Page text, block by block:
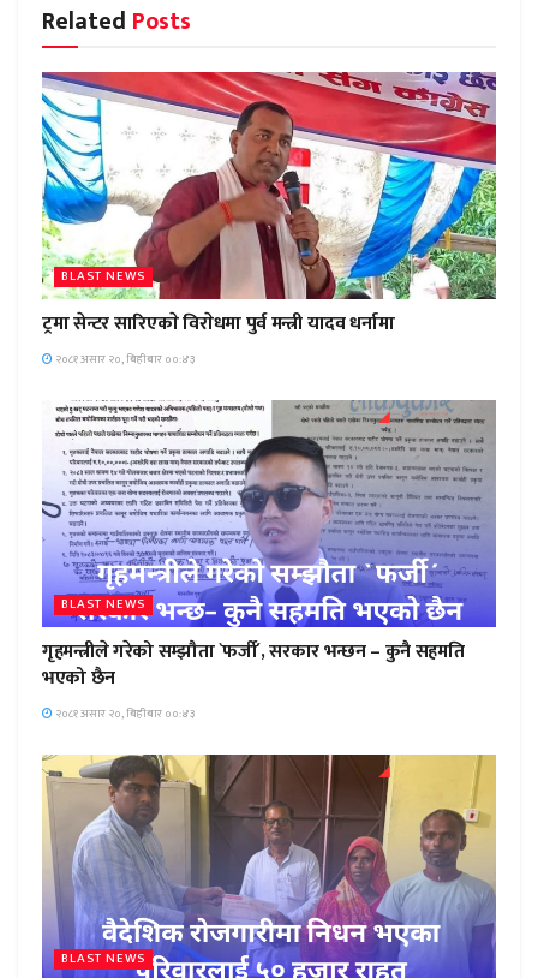
Related Posts
BLAST NEWS
ट्रमा सेन्टर सारिएकाे विराेधमा पुर्व मन्त्री यादव धर्नामा
२०८१ असार २०, बिहीबार ००:४३
BLAST NEWS
गृहमन्त्रीले गरेको सम्झौता `फर्जी´, सरकार भन्छन – कुनै सहमति
भएको छैन
२०८१ असार २०, बिहीबार ००:४३
BLAST NEWS